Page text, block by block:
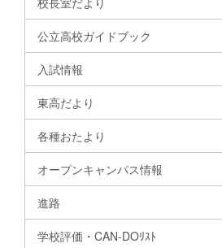
公立高校ガイドブック
入試情報
東高だより
各種おたより
オープンキャンパス情報
進路
学校評価・CAN-DOﾘｽﾄ